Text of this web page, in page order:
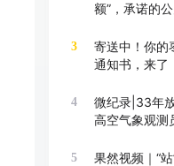
额”，承诺的
3
寄送中！你的
通知书，来了
4
微纪录|33年
高空气象观测
5
果然视频｜“